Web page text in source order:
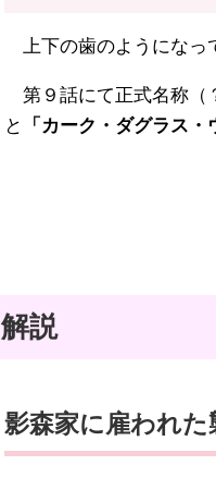
上下の歯のようになっ
第９話にて正式名称（
と
「カーク・ダグラス
解説
影森家に雇われた